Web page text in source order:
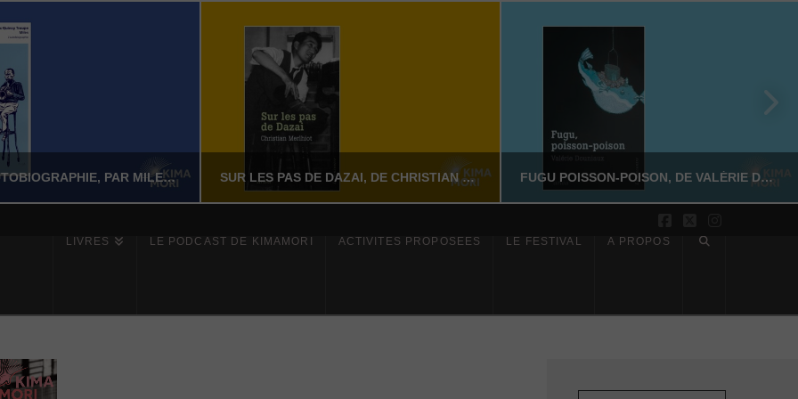
MILES – L’AUTOBIOGRAPHIE, PAR MILES DAVIS AVEC QUINCY TROUPE SUR LES PAS DE DAZAI, DE CHRISTIAN MERLHIOT FUGU POISSON-POISON, DE VALÉRIE DOUNIAUX
Facebook
X
LIVRES LE PODCAST DE KIMAMORI ACTIVITÉS PROPOSÉES LE FESTIVAL À PROPOS